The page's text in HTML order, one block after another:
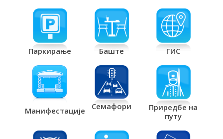
Паркирање Баште ГИС
Манифестације Семафори
Приредбе на
путу